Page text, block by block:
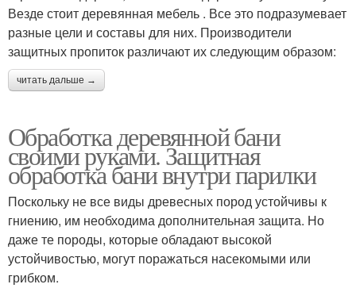
Везде стоит деревянная мебель . Все это подразумевает
разные цели и составы для них. Производители
защитных пропиток различают их следующим образом:
читать дальше →
Обработка деревянной бани
своими руками. Защитная
обработка бани внутри парилки
Поскольку не все виды древесных пород устойчивы к
гниению, им необходима дополнительная защита. Но
даже те породы, которые обладают высокой
устойчивостью, могут поражаться насекомыми или
грибком.